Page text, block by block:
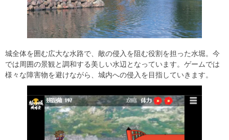
城全体を囲む広大な水路で、敵の侵入を阻む役割を担った水堀。今
では周囲の景観と調和する美しい水辺となっています。ゲームでは
様々な障害物を避けながら、城内への侵入を目指していきます。